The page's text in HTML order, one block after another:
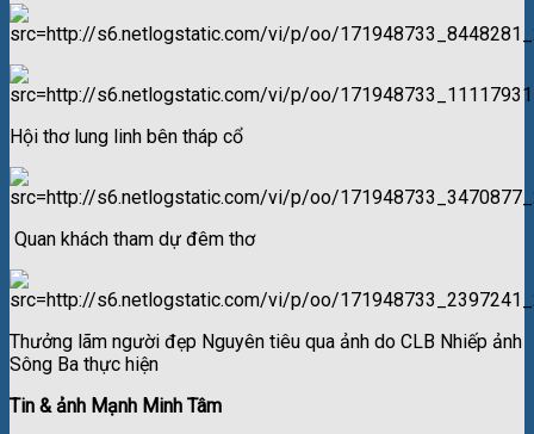
Hội thơ lung linh bên tháp cổ
Quan khách tham dự đêm thơ
Thưởng lãm người đẹp Nguyên tiêu qua ảnh do CLB Nhiếp ảnh
Sông Ba thực hiện
Tin & ảnh Mạnh Minh Tâm